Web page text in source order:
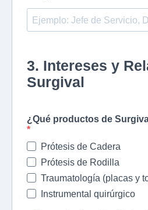
3. Intereses y
Surgival
¿Qué productos de
Prótesis de Cadera
Prótesis de Rodilla
Traumatología (placas y
Instrumental quirúrgico